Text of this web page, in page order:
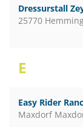
Dressurstall
25770
E
Easy Rider
Maxdorf